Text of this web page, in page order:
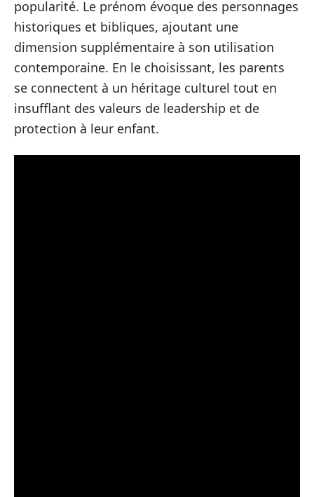
popularité. Le prénom évoque des personnages
historiques et bibliques, ajoutant une
dimension supplémentaire à son utilisation
contemporaine. En le choisissant, les parents
se connectent à un héritage culturel tout en
insufflant des valeurs de leadership et de
protection à leur enfant.